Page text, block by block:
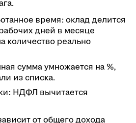
время: оклад делится
дней в месяце
количество реально
сумма умножается на %,
из списка.
НДФЛ вычитается
от общего дохода